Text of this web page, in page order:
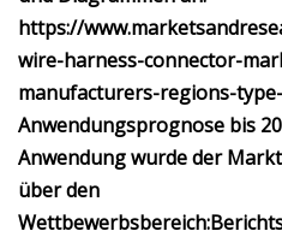
https://
wire-harness-connector-
manufacturers-regions-
Anwendungsprognose bis
Anwendung wurde der
über den
Wettbewerbsbereich: